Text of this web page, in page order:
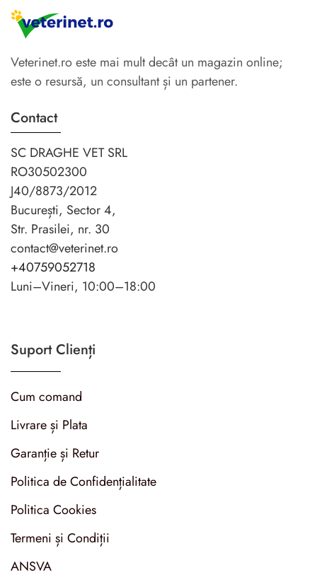
Veterinet.ro este mai mult decât un magazin online;
este o resursă, un consultant și un partener.
Contact
SC DRAGHE VET SRL
RO30502300
J40/8873/2012
București, Sector 4,
Str. Prasilei, nr. 30
contact@veterinet.ro
+40759052718
Luni–Vineri, 10:00–18:00
Suport Clienți
Cum comand
Livrare și Plata
Garanție și Retur
Politica de Confidențialitate
Politica Cookies
Termeni și Condiții
ANSVA